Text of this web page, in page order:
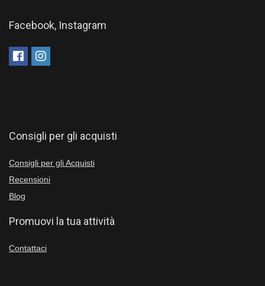
Facebook, Instagram
Consigli per gli acquisti
Consigli per gli Acquisti
Recensioni
Blog
Promuovi la tua attività
Contattaci